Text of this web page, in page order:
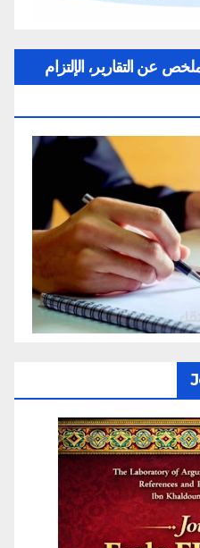
عن التقارير، الإلتزام